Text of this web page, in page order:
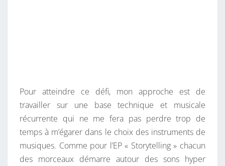
Pour atteindre ce défi, mon approche est de
travailler sur une base technique et musicale
récurrente qui ne me fera pas perdre trop de
temps à m’égarer dans le choix des instruments de
musiques. Comme pour l’EP « Storytelling » chacun
des morceaux démarre autour des sons hyper